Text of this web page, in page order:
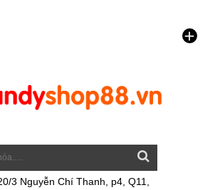
3 Nguyễn Chí Thanh, p4, Q11,